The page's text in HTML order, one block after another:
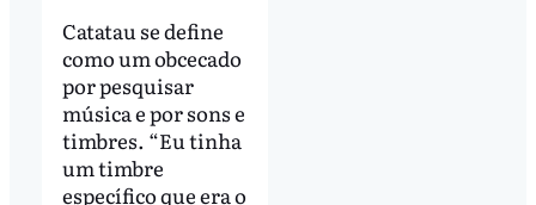
Catatau se define
como um obcecado
por pesquisar
música e por sons e
timbres. “Eu tinha
um timbre
específico que era o